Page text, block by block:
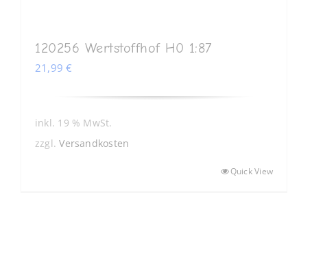
120256 Wertstoffhof H0 1:87
21,99€
inkl. 19 % MwSt.
zzgl.Versandkosten
Quick View